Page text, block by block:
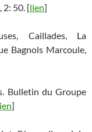
50. [lien]
Caillades, La
Bagnols Marcoule,
Bulletin du Groupe
]